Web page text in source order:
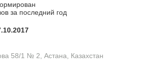
за последний год
58/1 № 2, Астана, Казахстан